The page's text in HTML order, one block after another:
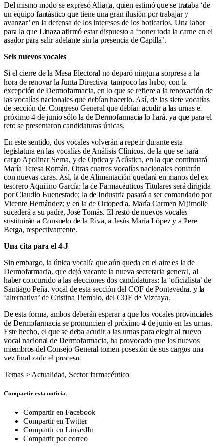
Del mismo modo se expresó Aliaga, quien estimó que se trataba ‘de
un equipo fantástico que tiene una gran ilusión por trabajar y
avanzar’ en la defensa de los intereses de los boticarios. Una labor
para la que Linaza afirmó estar dispuesto a ‘poner toda la carne en el
asador para salir adelante sin la presencia de Capilla’.
Seis nuevos vocales
Si el cierre de la Mesa Electoral no deparó ninguna sorpresa a la
hora de renovar la Junta Directiva, tampoco las hubo, con la
excepción de Dermofarmacia, en lo que se refiere a la renovación de
las vocalías nacionales que debían hacerlo. Así, de las siete vocalías
de sección del Congreso General que debían acudir a las urnas el
próximo 4 de junio sólo la de Dermofarmacia lo hará, ya que para el
reto se presentaron candidaturas únicas.
En este sentido, dos vocales volverán a repetir durante esta
legislatura en las vocalías de Análisis Clínicos, de la que se hará
cargo Apolinar Serna, y de Óptica y Acústica, en la que continuará
María Teresa Román. Otras cuatros vocalías nacionales contarán
con nuevas caras. Así, la de Alimentación quedará en manos del ex
tesorero Aquilino García; la de Farmacéuticos Titulares será dirigida
por Claudio Buenestado; la de Industria pasará a ser comandado por
Vicente Hernández; y en la de Ortopedia, María Carmen Mijimolle
sucederá a su padre, José Tomás. El resto de nuevos vocales
sustituirán a Consuelo de la Riva, a Jesús María López y a Pere
Berga, respectivamente.
Una cita para el 4-J
Sin embargo, la única vocalía que aún queda en el aire es la de
Dermofarmacia, que dejó vacante la nueva secretaria general, al
haber concurrido a las elecciones dos candidaturas: la ‘oficialista’ de
Santiago Peña, vocal de esta sección del COF de Pontevedra, y la
‘alternativa’ de Cristina Tiemblo, del COF de Vizcaya.
De esta forma, ambos deberán esperar a que los vocales provinciales
de Dermofarmacia se pronuncien el próximo 4 de junio en las urnas.
Este hecho, el que se deba acudir a las urnas para elegir al nuevo
vocal nacional de Dermofarmacia, ha provocado que los nuevos
miembros del Consejo General tomen posesión de sus cargos una
vez finalizado el proceso.
Temas > Actualidad, Sector farmacéutico
Compartir esta noticía.
Compartir en Facebook
Compartir en Twitter
Compartir en LinkedIn
Compartir por correo